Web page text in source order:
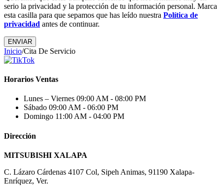
serio la privacidad y la protección de tu información personal. Marca
esta casilla para que sepamos que has leído nuestra Política de
privacidad antes de continuar.
Inicio/Cita De Servicio
Horarios Ventas
Lunes – Viernes 09:00 AM - 08:00 PM
Sábado 09:00 AM - 06:00 PM
Domingo 11:00 AM - 04:00 PM
Dirección
MITSUBISHI XALAPA
C. Lázaro Cárdenas 4107 Col, Sipeh Animas, 91190 Xalapa-
Enríquez, Ver.